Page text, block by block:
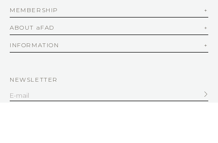
MEMBERSHIP
ABOUT aFAD
INFORMATION
NEWSLETTER